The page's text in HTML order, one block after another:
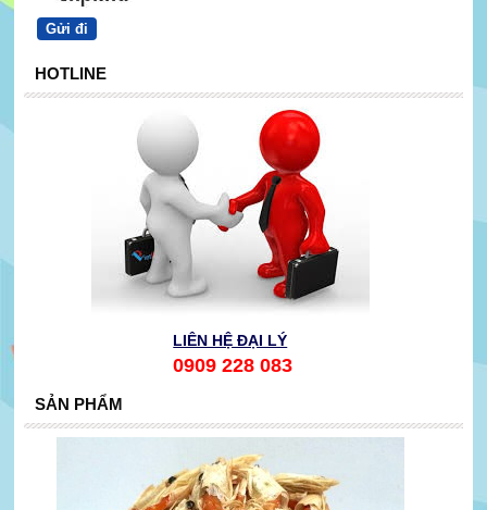
HOTLINE
LIÊN HỆ ĐẠI LÝ
0909 228 083
SẢN PHẨM